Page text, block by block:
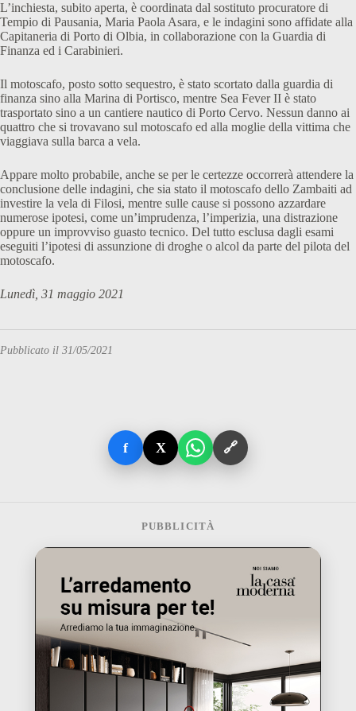
L’inchiesta, subito aperta, è coordinata dal sostituto procuratore di
Tempio di Pausania, Maria Paola Asara, e le indagini sono affidate alla
Capitaneria di Porto di Olbia, in collaborazione con la Guardia di
Finanza ed i Carabinieri.
Il motoscafo, posto sotto sequestro, è stato scortato dalla guardia di
finanza sino alla Marina di Portisco, mentre Sea Fever II è stato
trasportato sino a un cantiere nautico di Porto Cervo. Nessun danno ai
quattro che si trovavano sul motoscafo ed alla moglie della vittima che
viaggiava sulla barca a vela.
Appare molto probabile, anche se per le certezze occorrerà attendere la
conclusione delle indagini, che sia stato il motoscafo dello Zambaiti ad
investire la vela di Filosi, mentre sulle cause si possono azzardare
numerose ipotesi, come un’imprudenza, l’imperizia, una distrazione
oppure un improvviso guasto tecnico. Del tutto esclusa dagli esami
eseguiti l’ipotesi di assunzione di droghe o alcol da parte del pilota del
motoscafo.
Lunedì, 31 maggio 2021
Pubblicato il 31/05/2021
f X 🔗
PUBBLICITÀ